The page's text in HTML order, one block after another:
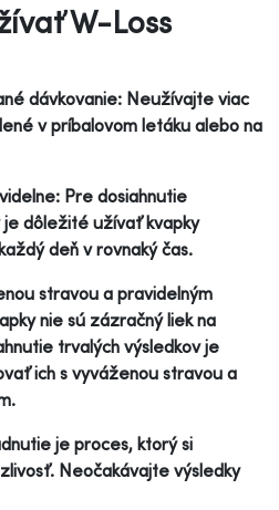
W-Loss
dávkovanie: Neužívajte viac
v príbalovom letáku alebo na
Pre dosiahnutie
je dôležité užívať kvapky
deň v rovnaký čas.
stravou a pravidelným
nie sú zázračný liek na
trvalých výsledkov je
ich s vyváženou stravou a
je proces, ktorý si
Neočakávajte výsledky